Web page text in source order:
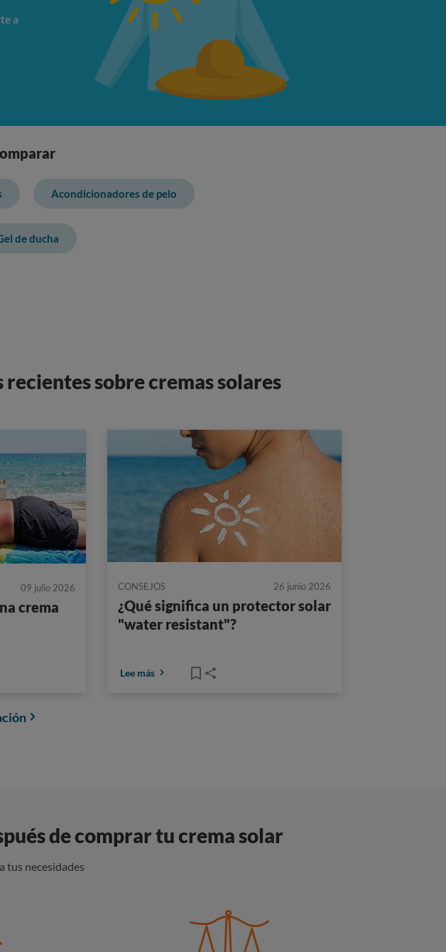
a
Acondicionadores de pelo
de ducha
sobre cremas solares
09 julio 2026
crema
CONSEJOS 26 junio 2026
¿Qué significa un protector solar
"water resistant"?
Lee más
de comprar tu crema solar
tus necesidades